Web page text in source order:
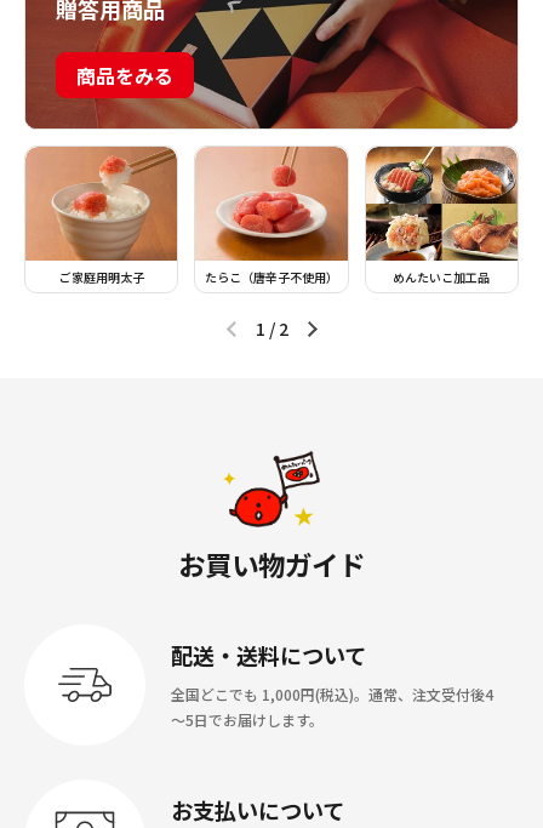
贈答用商品
商品をみる
ご家庭用明太子 たらこ（唐辛子不使用） めんたいこ加工品
1 / 2
お買い物ガイド
配送・送料について
全国どこでも 1,000円(税込)。通常、注文受付後4
～5日でお届けします。
お支払いについて